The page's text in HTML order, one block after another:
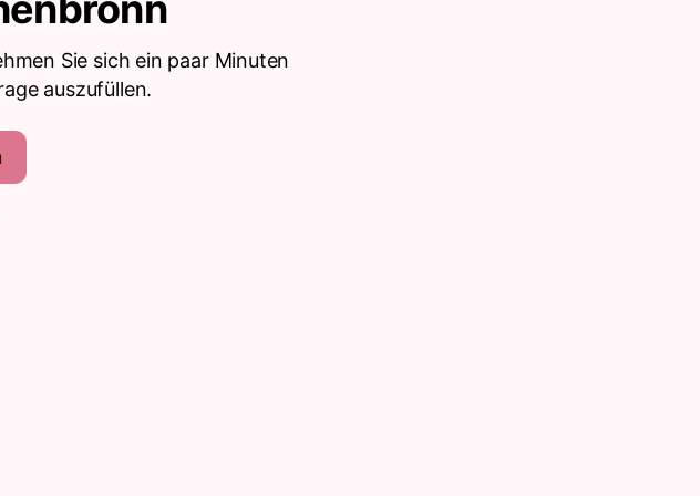
Sie sich ein paar Minuten
auszufüllen.